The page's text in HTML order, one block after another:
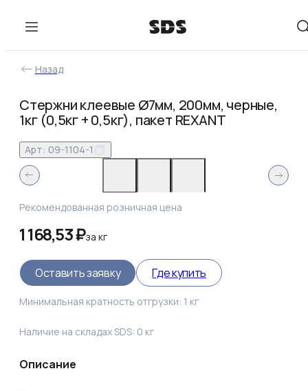
Назад
Стержни клеевые Ø7мм, 200мм, черные,
1кг (0,5кг + 0,5кг), пакет REXANT
Арт: 09-1104-1
Рекомендованная розничная цена
1 168,53 ₽за кг
Оставить заявку Где купить
Минимальная кратность отгрузки: 1 кг
Наличие на складах SDS: 0 кг
Описание